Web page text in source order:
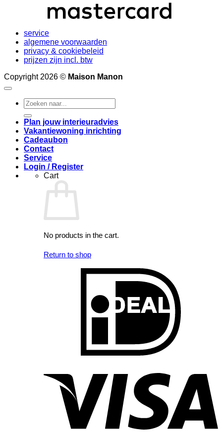
service
algemene voorwaarden
privacy & cookiebeleid
prijzen zijn incl. btw
Copyright 2026 © Maison Manon
Search
for:
Plan jouw interieuradvies
Vakantiewoning inrichting
Cadeaubon
Contact
Service
Login / Register
Cart
No products in the cart.
Return to shop